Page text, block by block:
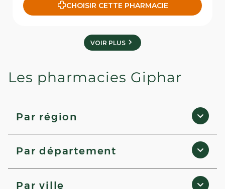
CHOISIR CETTE PHARMACIE
VOIR PLUS
Les pharmacies Giphar
Par région
Hauts-de-France
Par département
Eure
Par ville